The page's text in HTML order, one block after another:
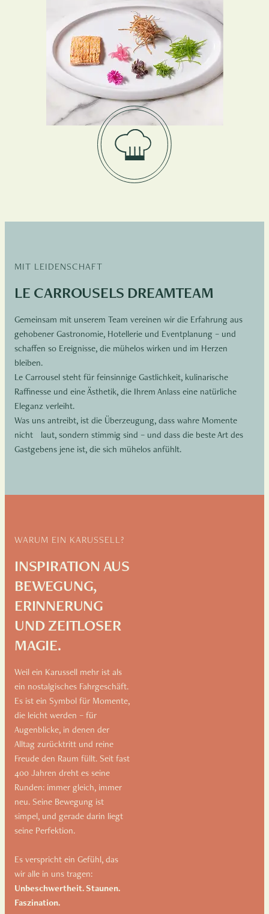
MIT LEIDENSCHAFT
LE CARROUSELS DREAMTEAM
Gemeinsam mit unserem Team vereinen wir die Erfahrung aus
gehobener Gastronomie, Hotellerie und Eventplanung – und
schaffen so Ereignisse, die mühelos wirken und im Herzen
bleiben.
Le Carrousel steht für feinsinnige Gastlichkeit, kulinarische
Raffinesse und eine Ästhetik, die Ihrem Anlass eine natürliche
Eleganz verleiht.
Was uns antreibt, ist die Überzeugung, dass wahre Momente
nicht laut, sondern stimmig sind – und dass die beste Art des
Gastgebens jene ist, die sich mühelos anfühlt.
WARUM EIN KARUSSELL?
INSPIRATION AUS
BEWEGUNG,
ERINNERUNG
UND ZEITLOSER
MAGIE.
Weil ein Karussell mehr ist als
ein nostalgisches Fahrgeschäft.
Es ist ein Symbol für Momente,
die leicht werden – für
Augenblicke, in denen der
Alltag zurücktritt und reine
Freude den Raum füllt. Seit fast
400 Jahren dreht es seine
Runden: immer gleich, immer
neu. Seine Bewegung ist
simpel, und gerade darin liegt
seine Perfektion.
Es verspricht ein Gefühl, das
wir alle in uns tragen:
Unbeschwertheit. Staunen.
Faszination.